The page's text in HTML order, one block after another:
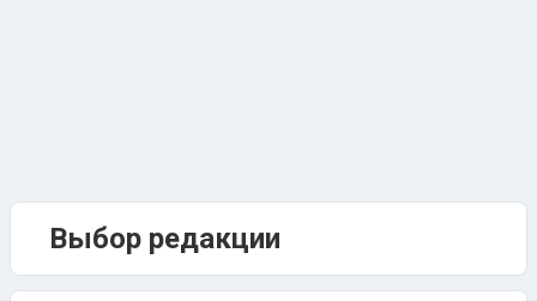
Выбор редакции